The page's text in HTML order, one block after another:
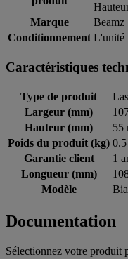
Marque
Beamz
Conditionnement L'unité
Caractéristiques
Type de produit
Largeur (mm)
Hauteur (mm)
55
Poids du produit (kg)
Garantie client
1
Longueur (mm)
Modèle
Documentation
Sélectionnez votre produit